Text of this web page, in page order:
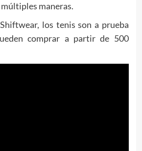
maneras.
los tenis son a prueba
comprar a partir de 500